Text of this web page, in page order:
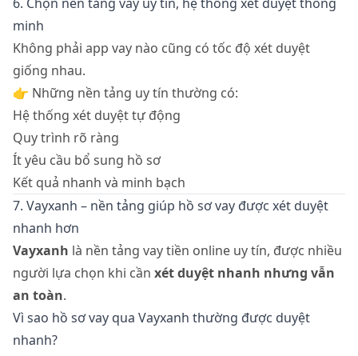
minh
Không phải app vay nào cũng có tốc độ xét duyệt
giống nhau.
👉 Những nền tảng uy tín thường có:
Hệ thống xét duyệt tự động
Quy trình rõ ràng
Ít yêu cầu bổ sung hồ sơ
Kết quả nhanh và minh bạch
7. Vayxanh – nền tảng giúp hồ sơ vay được xét duyệt
nhanh hơn
Vayxanh là nền tảng vay tiền online uy tín, được nhiều
người lựa chọn khi cần xét duyệt nhanh nhưng vẫn
an toàn.
Vì sao hồ sơ vay qua Vayxanh thường được duyệt
nhanh?